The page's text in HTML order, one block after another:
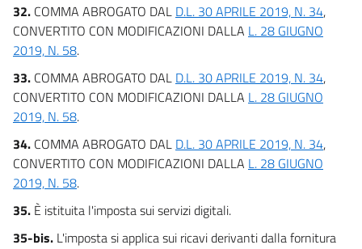
32. COMMA ABROGATO DAL D.L. 30 APRILE 2019, N. 34,
CONVERTITO CON MODIFICAZIONI DALLA L. 28 GIUGNO
2019, N. 58.
33. COMMA ABROGATO DAL D.L. 30 APRILE 2019, N. 34,
CONVERTITO CON MODIFICAZIONI DALLA L. 28 GIUGNO
2019, N. 58.
34. COMMA ABROGATO DAL D.L. 30 APRILE 2019, N. 34,
CONVERTITO CON MODIFICAZIONI DALLA L. 28 GIUGNO
2019, N. 58.
35. È istituita l'imposta sui servizi digitali.
35-bis. L'imposta si applica sui ricavi derivanti dalla fornitura